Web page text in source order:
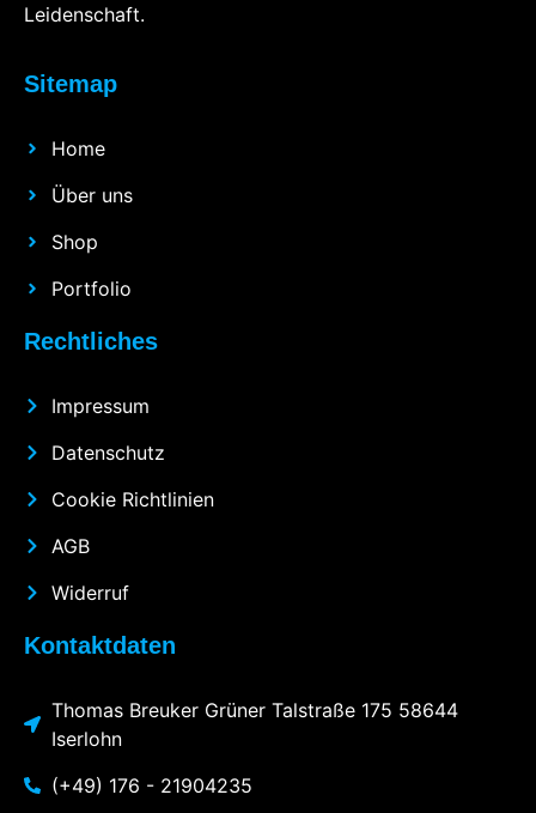
Leidenschaft.
Sitemap
Home
Über uns
Shop
Portfolio
Rechtliches
Impressum
Datenschutz
Cookie Richtlinien
AGB
Widerruf
Kontaktdaten
Thomas Breuker Grüner Talstraße 175 58644
Iserlohn
(+49) 176 - 21904235